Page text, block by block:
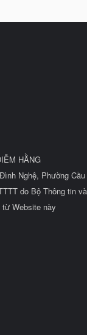
HẰNG
Nghệ, Phường
do Bộ Thông tin
Website này